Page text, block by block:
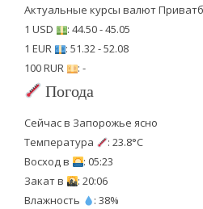
Актуальные курсы валют
1 USD
: 44.50 - 45.05
1 EUR
: 51.32 - 52.08
100 RUR
: -
Погода
Сейчас в Запорожье ясно
Температура
: 23.8°C
Восход в
: 05:23
Закат в
: 20:06
Влажность
: 38%